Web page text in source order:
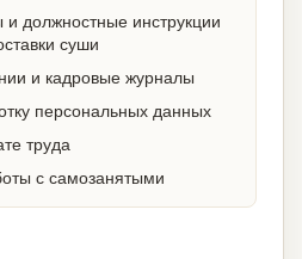
и должностные инструкции
суши
и кадровые журналы
персональных данных
труда
с самозанятыми